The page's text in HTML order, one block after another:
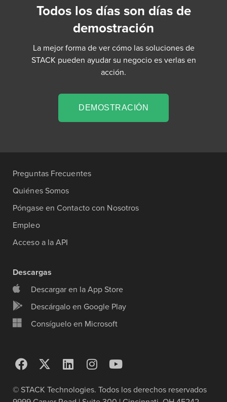
Todos los días son días de
demostración
La mejor forma de ver cómo las soluciones de
STACK pueden ayudar su negocio es verlas en
acción.
DEMOSTRACIÓN
© STACK Technologies. Todos los derechos reservados
Preguntas Frecuentes
Quiénes Somos
Póngase en Contacto con Nosotros
Empleo
Acceso a la API
Descargas
Descargar en la App Store
Descárgalo en Google Play
Consíguelo en Microsoft